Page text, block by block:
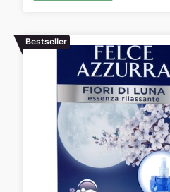
Bestseller